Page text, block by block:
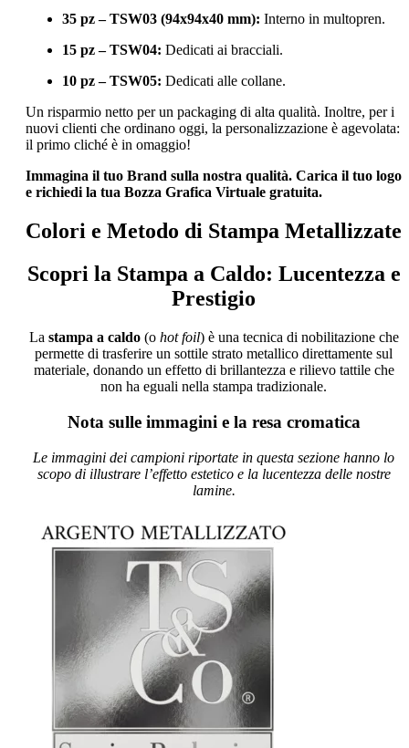
35 pz – TSW03 (94x94x40 mm): Interno in multopren.
15 pz – TSW04: Dedicati ai bracciali.
10 pz – TSW05: Dedicati alle collane.
Un risparmio netto per un packaging di alta qualità. Inoltre, per i
nuovi clienti che ordinano oggi, la personalizzazione è agevolata:
il primo cliché è in omaggio!
Immagina il tuo Brand sulla nostra qualità. Carica il tuo logo
e richiedi la tua Bozza Grafica Virtuale gratuita.
Colori e Metodo di Stampa Metallizzate
Scopri la Stampa a Caldo: Lucentezza e
Prestigio
La stampa a caldo(o hot foil) è una tecnica di nobilitazione che
permette di trasferire un sottile strato metallico direttamente sul
materiale, donando un effetto di brillantezza e rilievo tattile che
non ha eguali nella stampa tradizionale.
Nota sulle immagini e la resa cromatica
Le immagini dei campioni riportate in questa sezione hanno lo
scopo di illustrare l’effetto estetico e la lucentezza delle nostre
lamine.